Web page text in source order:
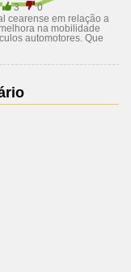
3
0
cearense em relação a
na mobilidade
automotores. Que